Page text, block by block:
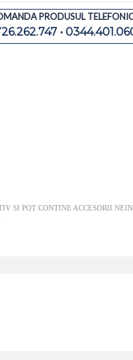
PRODUSUL
•
SI POT CONTINE ACCESORII